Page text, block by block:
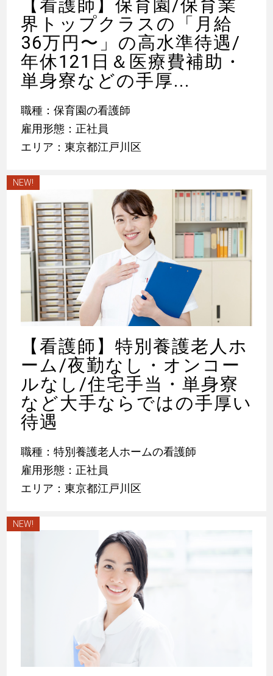
【看護師】保育園/保育業
界トップクラスの「月給
36万円〜」の高水準待遇/
年休121日＆医療費補助・
単身寮などの手厚...
職種：保育園の看護師
雇用形態：正社員
エリア：東京都江戸川区
NEW!
【看護師】特別養護老人ホ
ーム/夜勤なし・オンコー
ルなし/住宅手当・単身寮
など大手ならではの手厚い
待遇
職種：特別養護老人ホームの看護師
雇用形態：正社員
エリア：東京都江戸川区
NEW!